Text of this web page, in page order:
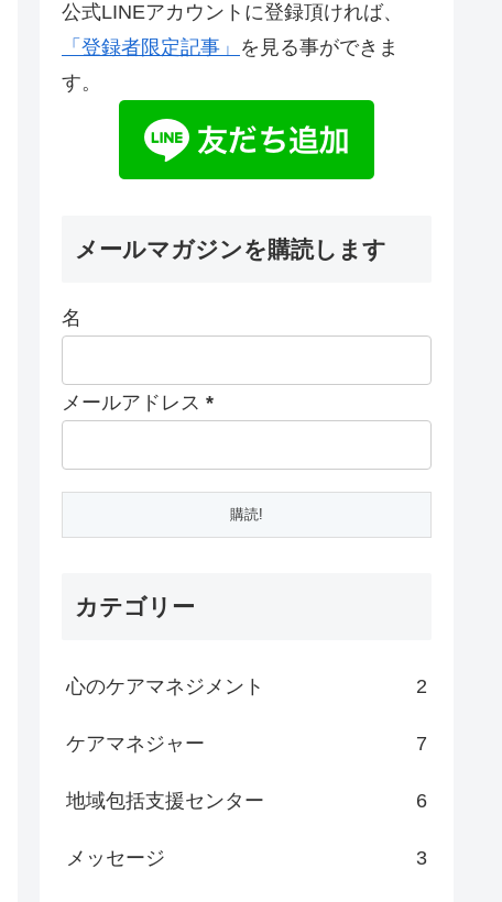
公式LINEアカウントに登録頂ければ、
「登録者限定記事」 を見る事ができま
す。
メールマガジンを購読します
名
メールアドレス *
カテゴリー
心のケアマネジメント 2
ケアマネジャー 7
地域包括支援センター 6
メッセージ 3